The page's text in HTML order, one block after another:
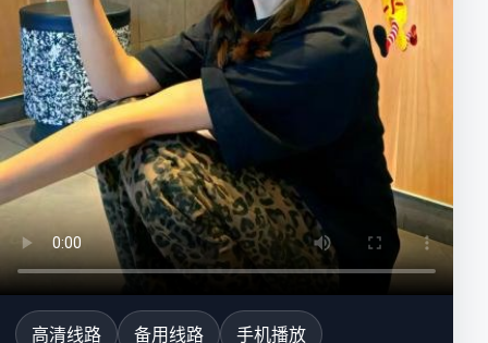
高清线路 备用线路 手机播放